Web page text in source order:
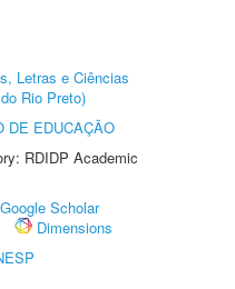
Letras e Ciências
Rio Preto)
DE EDUCAÇÃO
RDIDP Academic
Google Scholar
Dimensions